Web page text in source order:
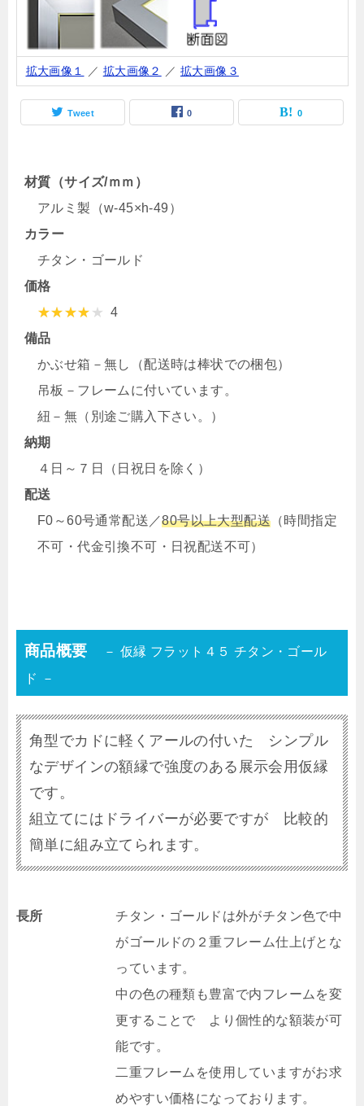
拡大画像１ ／ 拡大画像２ ／ 拡大画像３
Tweet 0 0
材質（サイズ/ｍｍ）
アルミ製（w-45×h-49）
カラー
チタン・ゴールド
価格
4
備品
かぶせ箱－無し（配送時は棒状での梱包）
吊板－フレームに付いています。
紐－無（別途ご購入下さい。）
納期
４日～７日（日祝日を除く）
配送
F0～60号通常配送／80号以上大型配送 （時間指定
不可・代金引換不可・日祝配送不可）
商品概要
－ 仮縁 フラット４５ チタン・ゴール
ド －
角型でカドに軽くアールの付いた シンプル
なデザインの額縁で強度のある展示会用仮縁
です。
組立てにはドライバーが必要ですが 比較的
簡単に組み立てられます。
長所
チタン・ゴールドは外がチタン色で中
がゴールドの２重フレーム仕上げとな
っています。
中の色の種類も豊富で内フレームを変
更することで より個性的な額装が可
能です。
二重フレームを使用していますがお求
めやすい価格になっております。